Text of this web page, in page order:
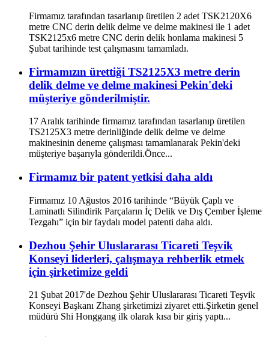
Firmamız tarafından tasarlanıp üretilen 2 adet TSK2120X6
metre CNC derin delik delme ve delme makinesi ile 1 adet
TSK2125x6 metre CNC derin delik honlama makinesi 5
Şubat tarihinde test çalışmasını tamamladı.
Firmamızın ürettiği TS2125X3 metre derin
delik delme ve delme makinesi Pekin'deki
müşteriye gönderilmiştir.
17 Aralık tarihinde firmamız tarafından tasarlanıp üretilen
TS2125X3 metre derinliğinde delik delme ve delme
makinesinin deneme çalışması tamamlanarak Pekin'deki
müşteriye başarıyla gönderildi.Önce...
Firmamız bir patent yetkisi daha aldı
Firmamız 10 Ağustos 2016 tarihinde “Büyük Çaplı ve
Laminatlı Silindirik Parçaların İç Delik ve Dış Çember İşleme
Tezgahı” için bir faydalı model patenti daha aldı.
Dezhou Şehir Uluslararası Ticareti Teşvik
Konseyi liderleri, çalışmaya rehberlik etmek
için şirketimize geldi
21 Şubat 2017'de Dezhou Şehir Uluslararası Ticareti Teşvik
Konseyi Başkanı Zhang şirketimizi ziyaret etti.Şirketin genel
müdürü Shi Honggang ilk olarak kısa bir giriş yaptı...